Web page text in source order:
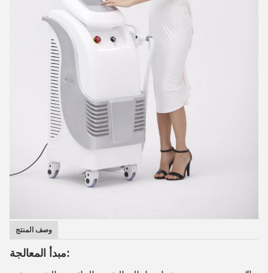
وصف المنتج
مبدأ المعالجة: